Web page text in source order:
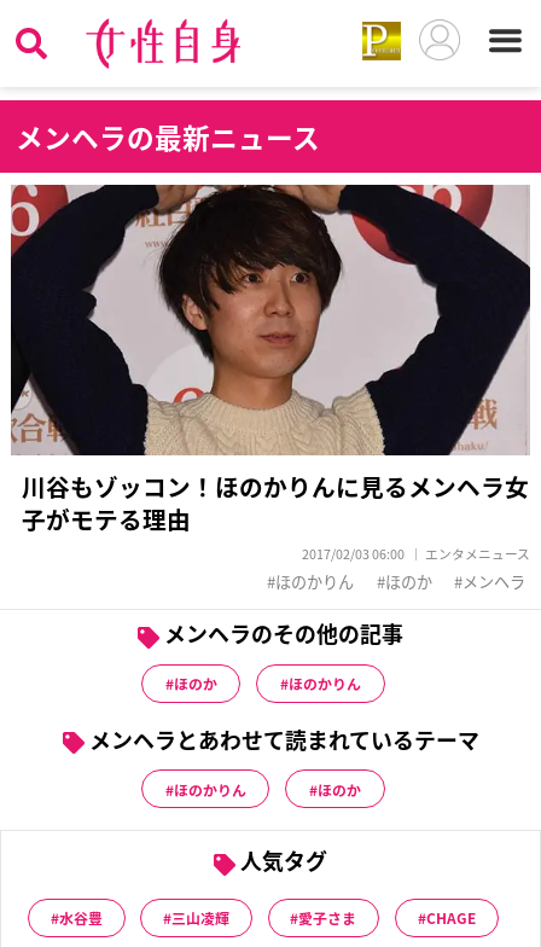
メンヘラの最新ニュース
川谷もゾッコン！ほのかりんに見るメンヘラ女
子がモテる理由
2017/02/03 06:00 エンタメニュース
ほのかりん ほのか メンヘラ
メンヘラのその他の記事
ほのか ほのかりん
メンヘラとあわせて読まれているテーマ
ほのかりん ほのか
人気タグ
水谷豊 三山凌輝 愛子さま CHAGE